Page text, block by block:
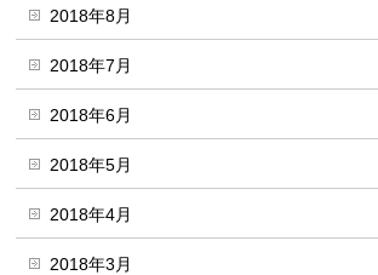
2018年8月
2018年7月
2018年6月
2018年5月
2018年4月
2018年3月